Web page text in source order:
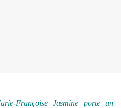
Françoise Jasmine porte un